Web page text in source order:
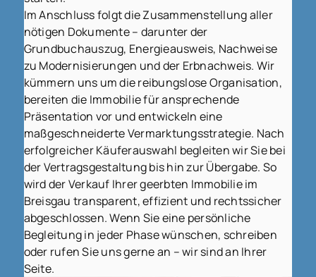
Im Anschluss folgt die Zusammenstellung aller
nötigen Dokumente – darunter der
Grundbuchauszug, Energieausweis, Nachweise
zu Modernisierungen und der Erbnachweis. Wir
kümmern uns um die reibungslose Organisation,
bereiten die Immobilie für ansprechende
Präsentation vor und entwickeln eine
maßgeschneiderte Vermarktungsstrategie. Nach
erfolgreicher Käuferauswahl begleiten wir Sie bei
der Vertragsgestaltung bis hin zur Übergabe. So
wird der Verkauf Ihrer geerbten Immobilie im
Breisgau transparent, effizient und rechtssicher
abgeschlossen. Wenn Sie eine persönliche
Begleitung in jeder Phase wünschen, schreiben
oder rufen Sie uns gerne an – wir sind an Ihrer
Seite.